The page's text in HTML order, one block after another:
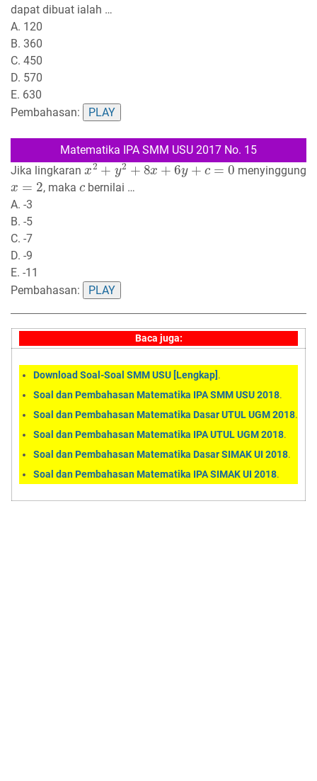
dapat dibuat ialah …
A. 120
B. 360
C. 450
D. 570
E. 630
Pembahasan:
PLAY
Matematika IPA SMM USU 2017 No. 15
Jika lingkaran
x2+y2+8x+6y+c=0
menyinggung
x=2
, maka
c
bernilai …
A. -3
B. -5
C. -7
D. -9
E. -11
Pembahasan:
PLAY
Baca juga:
Download Soal-Soal SMM USU [Lengkap] .
Soal dan Pembahasan Matematika IPA SMM USU 2018.
Soal dan Pembahasan Matematika Dasar UTUL UGM 2018.
Soal dan Pembahasan Matematika IPA UTUL UGM 2018.
Soal dan Pembahasan Matematika Dasar SIMAK UI 2018.
Soal dan Pembahasan Matematika IPA SIMAK UI 2018.